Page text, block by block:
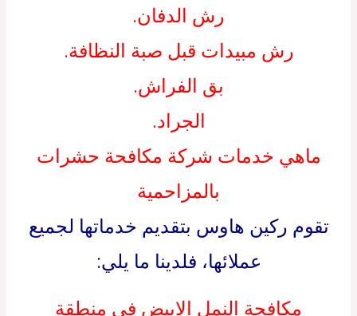
رش الدفان.
رش مبيدات قبل صبة النظافة.
بق الفراش.
الجراد.
ماهي خدمات شركة مكافحة حشرات
بالمزاحمية
تقوم ركين هاوس بتقديم خدماتها لجميع
عملائها، فلدينا ما يلي:
مكافحة النمل الابيض في منطقة